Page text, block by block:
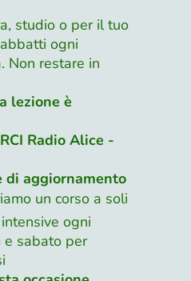
studio o per il tuo
ogni
Non restare in
lezione è
Radio Alice -
di aggiornamento
un corso a soli
ogni
e sabato per